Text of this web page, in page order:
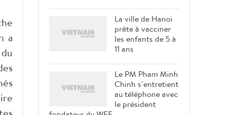
a
La ville de Hanoi
prête à vacciner
les enfants de 5 à
11 ans
Le PM Pham Minh
Chinh s’entretient
au téléphone avec
le président